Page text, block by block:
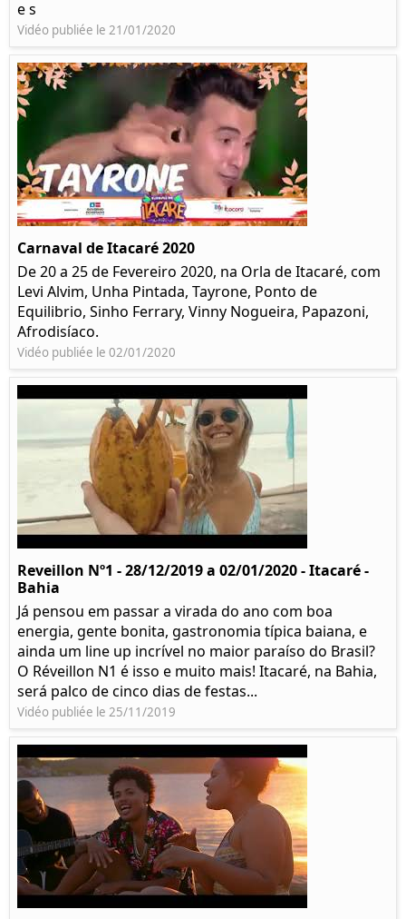
e s
Vidéo publiée le 21/01/2020
Carnaval de Itacaré 2020
De 20 a 25 de Fevereiro 2020, na Orla de Itacaré, com
Levi Alvim, Unha Pintada, Tayrone, Ponto de
Equilibrio, Sinho Ferrary, Vinny Nogueira, Papazoni,
Afrodisíaco.
Vidéo publiée le 02/01/2020
Reveillon Nº1 - 28/12/2019 a 02/01/2020 - Itacaré -
Bahia
Já pensou em passar a virada do ano com boa
energia, gente bonita, gastronomia típica baiana, e
ainda um line up incrível no maior paraíso do Brasil?
O Réveillon N1 é isso e muito mais! Itacaré, na Bahia,
será palco de cinco dias de festas...
Vidéo publiée le 25/11/2019